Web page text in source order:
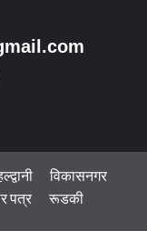
विकासनगर
पत्र रूडकी